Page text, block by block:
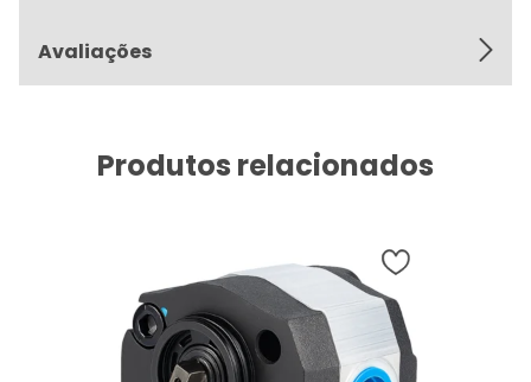
Avaliações
Produtos relacionados